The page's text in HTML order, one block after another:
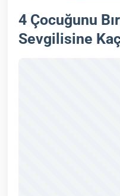
4 Çocuğunu
Sevgilisine